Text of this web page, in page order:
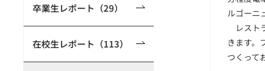
卒業生レポート（29）
在校生レポート（113）
ルゴーニ
レスト
きます。
つくって